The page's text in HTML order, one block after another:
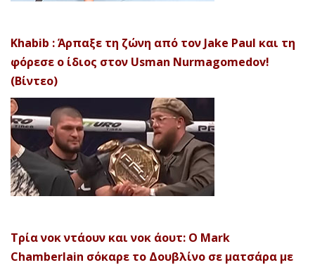
Khabib : Άρπαξε τη ζώνη από τον Jake Paul και τη
φόρεσε ο ίδιος στον Usman Nurmagomedov!
(Βίντεο)
Τρία νοκ ντάουν και νοκ άουτ: Ο Mark
Chamberlain σόκαρε το Δουβλίνο σε ματσάρα με